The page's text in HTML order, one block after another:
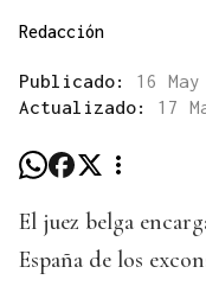
Redacción
Publicado: 16
Actualizado: 17
El juez belga
España de los